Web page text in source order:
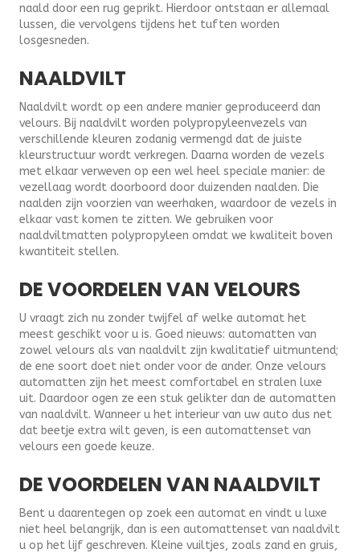
naald door een rug geprikt. Hierdoor ontstaan er allemaal
lussen, die vervolgens tijdens het tuften worden
losgesneden.
NAALDVILT
Naaldvilt wordt op een andere manier geproduceerd dan
velours. Bij naaldvilt worden polypropyleenvezels van
verschillende kleuren zodanig vermengd dat de juiste
kleurstructuur wordt verkregen. Daarna worden de vezels
met elkaar verweven op een wel heel speciale manier: de
vezellaag wordt doorboord door duizenden naalden. Die
naalden zijn voorzien van weerhaken, waardoor de vezels in
elkaar vast komen te zitten. We gebruiken voor
naaldviltmatten polypropyleen omdat we kwaliteit boven
kwantiteit stellen.
DE VOORDELEN VAN VELOURS
U vraagt zich nu zonder twijfel af welke automat het
meest geschikt voor u is. Goed nieuws: automatten van
zowel velours als van naaldvilt zijn kwalitatief uitmuntend;
de ene soort doet niet onder voor de ander. Onze velours
automatten zijn het meest comfortabel en stralen luxe
uit. Daardoor ogen ze een stuk gelikter dan de automatten
van naaldvilt. Wanneer u het interieur van uw auto dus net
dat beetje extra wilt geven, is een automattenset van
velours een goede keuze.
DE VOORDELEN VAN NAALDVILT
Bent u daarentegen op zoek een automat en vindt u luxe
niet heel belangrijk, dan is een automattenset van naaldvilt
u op het lijf geschreven. Kleine vuiltjes, zoals zand en gruis,